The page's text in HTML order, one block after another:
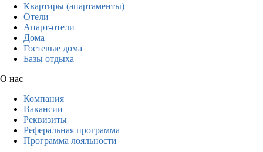
Квартиры (апартаменты)
Отели
Апарт-отели
Дома
Гостевые дома
Базы отдыха
О нас
Компания
Вакансии
Реквизиты
Реферальная программа
Программа лояльности